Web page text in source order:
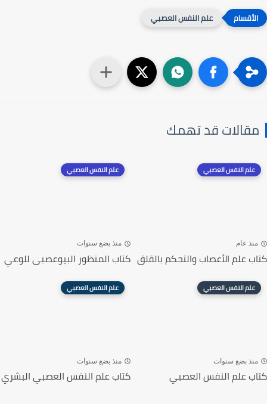
علم النفس العصبي
مقالات قد تهمك
علم النفس العصبي
منذ عام
كتاب علم الأعصاب والتحكم بالقلق
علم النفس العصبي
منذ بضع سنوات
كتاب المنظور البيوعصبى للوعي
علم النفس العصبي
منذ بضع سنوات
كتاب علم النفس العصبي
علم النفس العصبي
منذ بضع سنوات
كتاب علم النفس العصبي البشري